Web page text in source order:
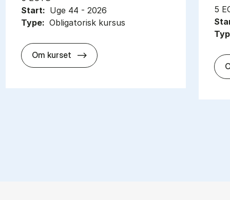
Start: Uge 44 - 2026
Type: Obligatorisk kursus
Om kurset about
5